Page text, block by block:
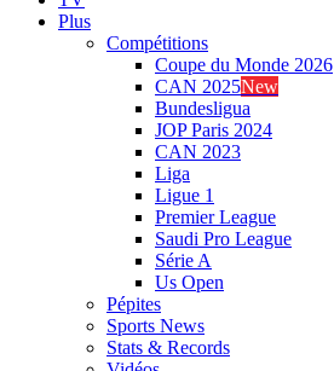
Plus
Compétitions
Coupe du Monde 2026
CAN 2025New
Bundesligua
JOP Paris 2024
CAN 2023
Liga
Ligue 1
Premier League
Saudi Pro League
Série A
Us Open
Pépites
Sports News
Stats & Records